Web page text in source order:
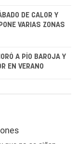
DE CALOR Y
VARIAS ZONAS
A PÍO BAROJA Y
EN VERANO